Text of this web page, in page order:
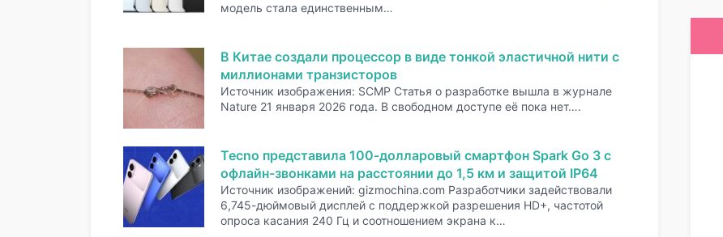
модель стала единственным…
В Китае создали процессор в виде тонкой эластичной нити с
миллионами транзисторов
Источник изображения: SCMP Статья о разработке вышла в журнале
Nature 21 января 2026 года. В свободном доступе её пока нет….
Tecno представила 100-долларовый смартфон Spark Go 3 с
офлайн-звонками на расстоянии до 1,5 км и защитой IP64
Источник изображений: gizmochina.com Разработчики задействовали
6,745-дюймовый дисплей с поддержкой разрешения HD+, частотой
опроса касания 240 Гц и соотношением экрана к…